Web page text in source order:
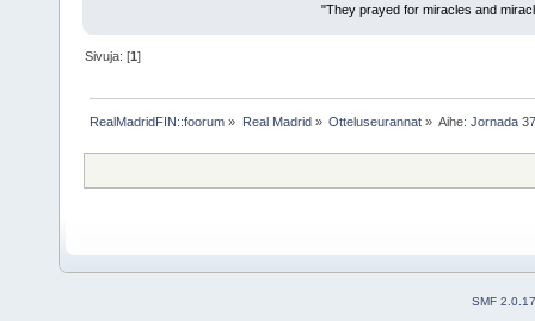
"They prayed for miracles and
Sivuja: [1]
RealMadridFIN::foorum » Real Madrid» Otteluseurannat» Aihe:Jornada
SMF 2.0.17